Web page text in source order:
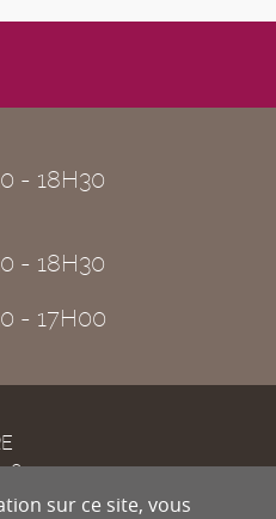
- 18H30
- 18H30
- 17H00
8
sur ce site, vous